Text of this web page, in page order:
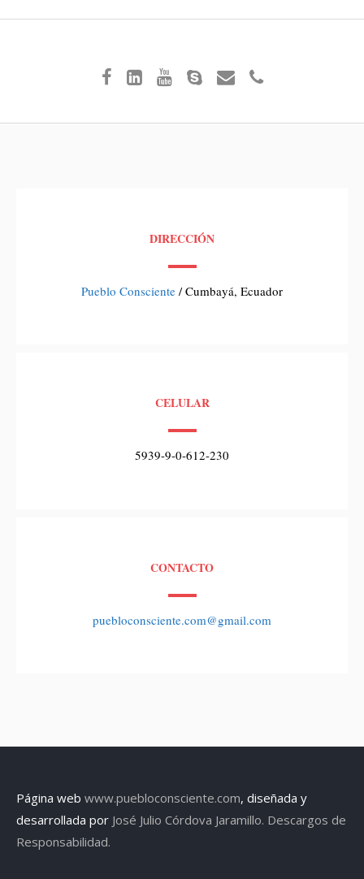
DIRECCIÓN
Pueblo Consciente / Cumbayá, Ecuador
CELULAR
5939-9-0-612-230
CONTACTO
puebloconsciente.com@gmail.com
Página web www.puebloconsciente.com, diseñada y
desarrollada por José Julio Córdova Jaramillo. Descargos de
Responsabilidad.